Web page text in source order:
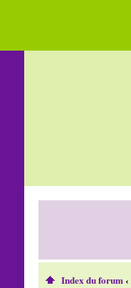
Index du forum‹